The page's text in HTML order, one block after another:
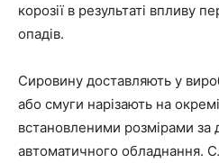
корозії в результаті впливу
опадів.
Сировину доставляють у
або смуги нарізають на
встановленими розмірами
автоматичного обладнання.